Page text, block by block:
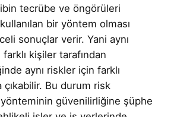
tecrübe ve öngörüleri
bir yöntem olması
sonuçlar verir. Yani aynı
farklı kişiler tarafından
aynı riskler için farklı
Bu durum risk
güvenilirliğine şüphe